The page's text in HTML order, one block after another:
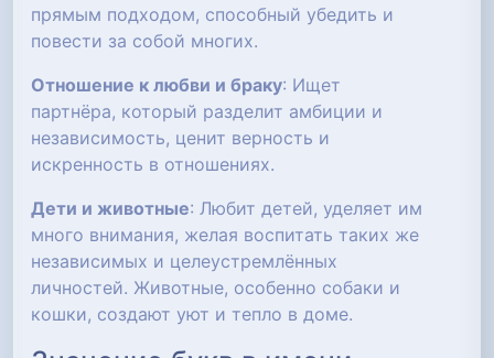
прямым подходом, способный убедить и
повести за собой многих.
Отношение к любви и браку: Ищет
партнёра, который разделит амбиции и
независимость, ценит верность и
искренность в отношениях.
Дети и животные: Любит детей, уделяет им
много внимания, желая воспитать таких же
независимых и целеустремлённых
личностей. Животные, особенно собаки и
кошки, создают уют и тепло в доме.